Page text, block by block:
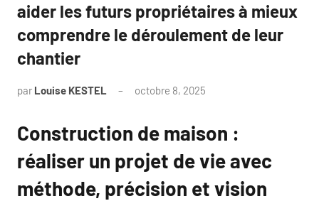
aider les futurs propriétaires à mieux
comprendre le déroulement de leur
chantier
par Louise KESTEL octobre 8, 2025
Construction de maison :
réaliser un projet de vie avec
méthode, précision et vision